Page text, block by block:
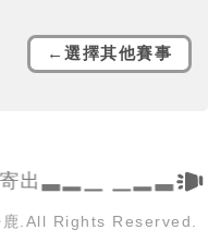
←選擇其他賽事
出▃▂▁ ▁▂▃
.All Rights Reserved.